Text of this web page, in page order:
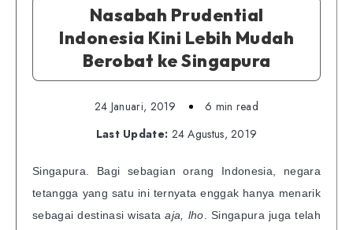
Nasabah Prudential
Indonesia Kini Lebih Mudah
Berobat ke Singapura
24 Januari, 2019
6 min read
Last Update: 24 Agustus, 2019
Singapura. Bagi sebagian orang Indonesia, negara
tetangga yang satu ini ternyata enggak hanya menarik
sebagai destinasi wisataaja, lho . Singapura juga telah